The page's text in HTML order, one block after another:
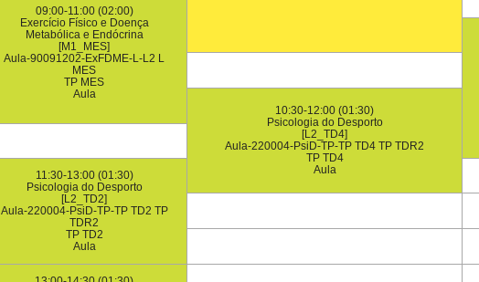
09:00-11:00 (02:00)
Exercício Físico e Doença
Metabólica e Endócrina
[M1_MES]
Aula-90091202-ExFDME-L-L2 L
MES
TP MES
Aula
10:30-12:00 (01:30)
Psicologia do Desporto
[L2_TD4]
Aula-220004-PsiD-TP-TP TD4 TP TDR2
TP TD4
Aula
11:30-13:00 (01:30)
Psicologia do Desporto
[L2_TD2]
Aula-220004-PsiD-TP-TP TD2 TP
TDR2
TP TD2
Aula